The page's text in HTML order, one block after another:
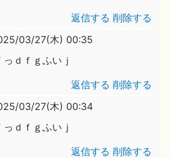
返信する 削除する
03/27(木) 00:35
ｄｆｇふいｊ
返信する 削除する
03/27(木) 00:34
ｄｆｇふいｊ
返信する 削除する